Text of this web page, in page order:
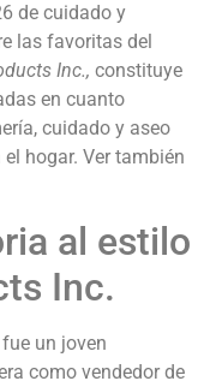
de cuidado y
las favoritas del
Inc., constituye
en cuanto
cuidado y aseo
hogar. Ver también
al estilo
Inc.
un joven
como vendedor de